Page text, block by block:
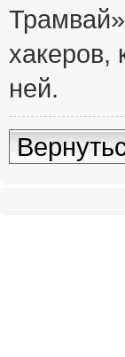
хакеров,
ней.